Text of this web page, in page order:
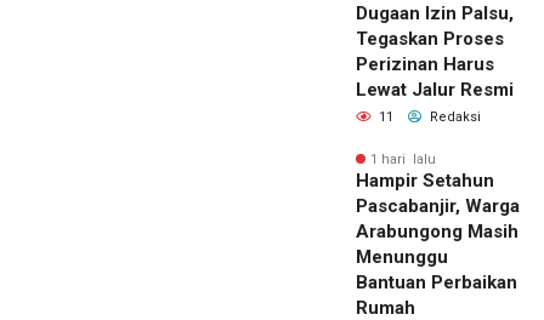
Dugaan Izin Palsu,
Tegaskan Proses
Perizinan Harus
Lewat Jalur Resmi
11 Redaksi
1 hari lalu
Hampir Setahun
Pascabanjir, Warga
Arabungong Masih
Menunggu
Bantuan Perbaikan
Rumah